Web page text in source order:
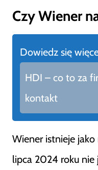
Czy Wiener
Dowiedz się
HDI – co to za
kontakt
Wiener istnieje
lipca 2024 roku nie